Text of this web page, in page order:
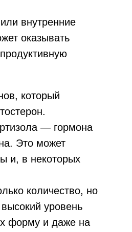
внутренние
оказывать
который
— гормона
Это может
и, в некоторых
количество, но
уровень
форму и даже на